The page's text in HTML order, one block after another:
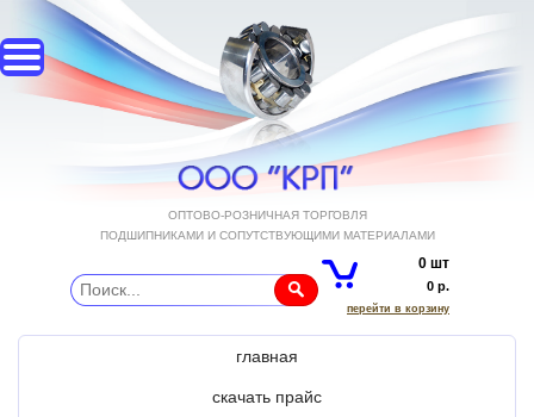
ОПТОВО-РОЗНИЧНАЯ ТОРГОВЛЯ
ПОДШИПНИКАМИ И СОПУТСТВУЮЩИМИ МАТЕРИАЛАМИ
0 шт
0 р.
перейти в корзину
главная
скачать прайс